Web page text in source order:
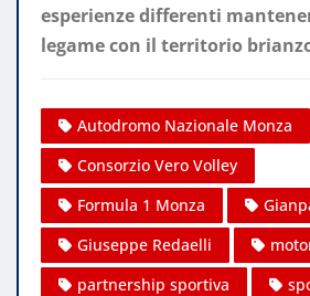
esperienze differenti
legame con il territorio
Autodromo Nazionale Monza
Consorzio Vero Volley
Formula 1 Monza
Giuseppe Redaelli
partnership sportiva